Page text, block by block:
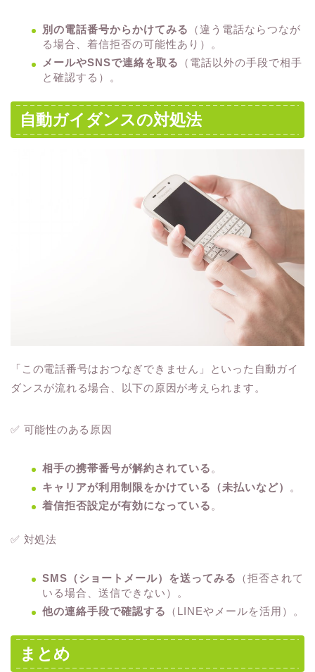
別の電話番号からかけてみる
（違う電話ならつなが
る場合、着信拒否の可能性あり）。
メールやSNSで連絡を取る
（電話以外の手段で相手
と確認する）。
自動ガイダンスの対処法
「この電話番号はおつなぎできません」といった自動ガイ
ダンスが流れる場合、以下の原因が考えられます。
✅ 可能性のある原因
相手の携帯番号が解約されている 。
キャリアが利用制限をかけている（未払いなど）
。
着信拒否設定が有効になっている 。
✅ 対処法
SMS（ショートメール）を送ってみる
（拒否されて
いる場合、送信できない）。
他の連絡手段で確認する
（LINEやメールを活用）。
まとめ